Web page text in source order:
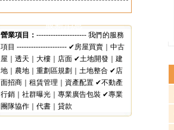
最新消息
營業項目： --------------------- 我們的服務
項目 --------------------- ✔房屋買賣｜中古
屋｜透天｜大樓｜店面 ✔土地開發｜建
地｜農地｜重劃區規劃｜土地整合 ✔店
面招商｜租賃管理｜資產配置 ✔不動產
行銷｜社群曝光｜專業廣告包裝 ✔專業
團隊協作｜代書｜貸款